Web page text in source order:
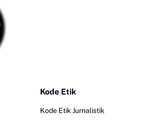
Kode Etik
Kode Etik Jurnalistik